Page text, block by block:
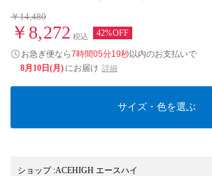
￥14,480
￥8,272 税込 42%OFF
お急ぎ便なら7時間05分18秒以内のお支払いで
8月10日(月) にお届け 詳細
サイズ・色を選ぶ
ショップ:ACEHIGH エースハイ